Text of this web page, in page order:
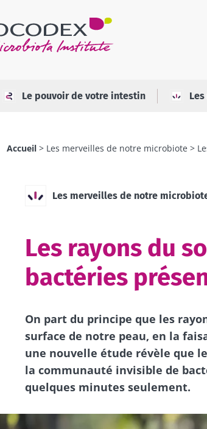
Le pouvoir de votre intestin
Accueil Les merveilles de notre microbiote
Les merveilles de notre
Les rayons du
bactéries
On part du principe que les
surface de notre peau, en la
une nouvelle étude révèle que
la communauté invisible de
quelques minutes seulement.